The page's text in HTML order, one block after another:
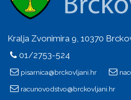
Kralja Zvonimira 9, 10370
01/2753-524
pisarnica@brckovljani.hr
racunovodstvo@brckovljani.hr